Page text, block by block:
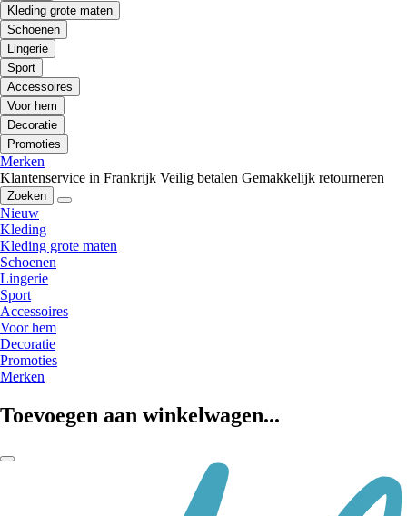
Kleding grote maten
Schoenen
Lingerie
Sport
Accessoires
Voor hem
Decoratie
Promoties
Merken
Klantenservice in Frankrijk Veilig betalen Gemakkelijk retourneren
Zoeken
Nieuw
Kleding
Kleding grote maten
Schoenen
Lingerie
Sport
Accessoires
Voor hem
Decoratie
Promoties
Merken
Toevoegen aan winkelwagen...